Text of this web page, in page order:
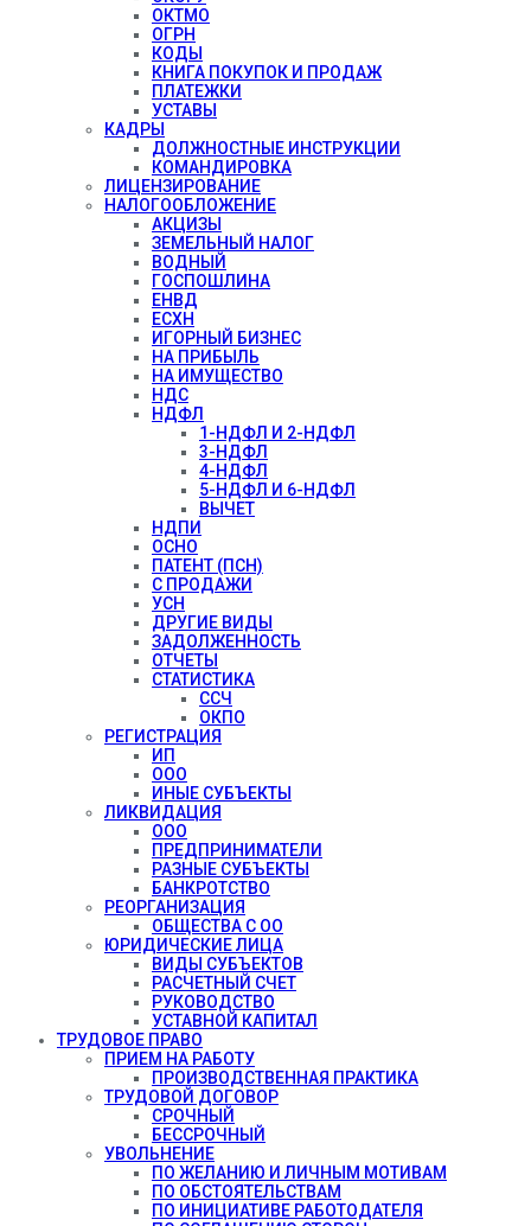
ОКТМО
ОГРН
КОДЫ
КНИГА ПОКУПОК И ПРОДАЖ
ПЛАТЕЖКИ
УСТАВЫ
КАДРЫ
ДОЛЖНОСТНЫЕ ИНСТРУКЦИИ
КОМАНДИРОВКА
ЛИЦЕНЗИРОВАНИЕ
НАЛОГООБЛОЖЕНИЕ
АКЦИЗЫ
ЗЕМЕЛЬНЫЙ НАЛОГ
ВОДНЫЙ
ГОСПОШЛИНА
ЕНВД
ЕСХН
ИГОРНЫЙ БИЗНЕС
НА ПРИБЫЛЬ
НА ИМУЩЕСТВО
НДС
НДФЛ
1-НДФЛ И 2-НДФЛ
3-НДФЛ
4-НДФЛ
5-НДФЛ И 6-НДФЛ
ВЫЧЕТ
НДПИ
ОСНО
ПАТЕНТ (ПСН)
С ПРОДАЖИ
УСН
ДРУГИЕ ВИДЫ
ЗАДОЛЖЕННОСТЬ
ОТЧЕТЫ
СТАТИСТИКА
ССЧ
ОКПО
РЕГИСТРАЦИЯ
ИП
ООО
ИНЫЕ СУБЪЕКТЫ
ЛИКВИДАЦИЯ
ООО
ПРЕДПРИНИМАТЕЛИ
РАЗНЫЕ СУБЪЕКТЫ
БАНКРОТСТВО
РЕОРГАНИЗАЦИЯ
ОБЩЕСТВА С ОО
ЮРИДИЧЕСКИЕ ЛИЦА
ВИДЫ СУБЪЕКТОВ
РАСЧЕТНЫЙ СЧЕТ
РУКОВОДСТВО
УСТАВНОЙ КАПИТАЛ
ТРУДОВОЕ ПРАВО
ПРИЕМ НА РАБОТУ
ПРОИЗВОДСТВЕННАЯ ПРАКТИКА
ТРУДОВОЙ ДОГОВОР
СРОЧНЫЙ
БЕССРОЧНЫЙ
УВОЛЬНЕНИЕ
ПО ЖЕЛАНИЮ И ЛИЧНЫМ МОТИВАМ
ПО ОБСТОЯТЕЛЬСТВАМ
ПО ИНИЦИАТИВЕ РАБОТОДАТЕЛЯ